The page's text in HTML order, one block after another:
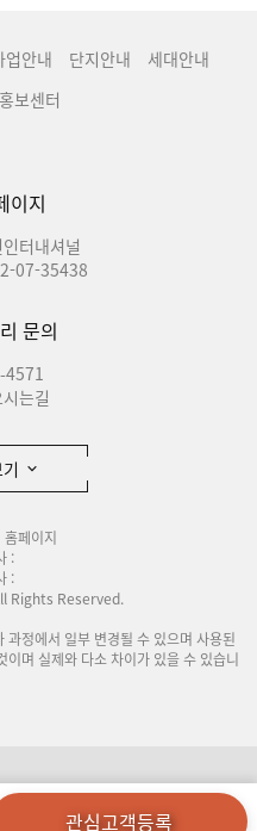
업안내 단지안내
세대안내
홍보센터
이지
터내셔널
07-35438
문의
4571
는길
페이지
:
:
Rights Reserved.
정에서 일부 변경될 수 있으며 사용된
며 실제와 다소 차이가 있을 수 있습니
보처리방침
관심고객등록